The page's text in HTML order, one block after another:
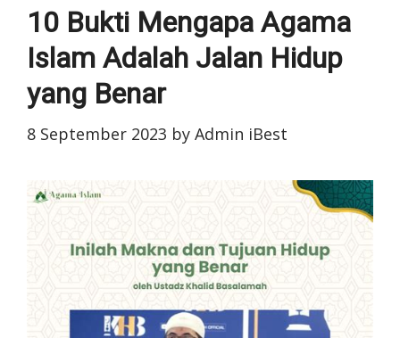
10 Bukti Mengapa Agama
Islam Adalah Jalan Hidup
yang Benar
8 September 2023 by Admin iBest